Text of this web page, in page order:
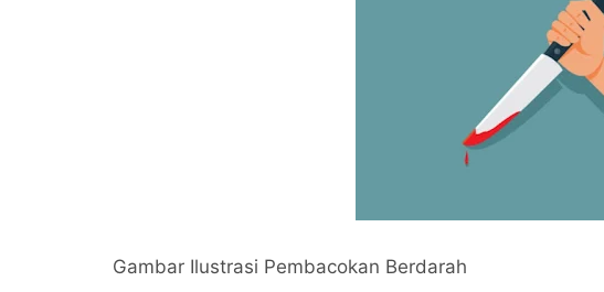
Gambar Ilustrasi Pembacokan Berdarah